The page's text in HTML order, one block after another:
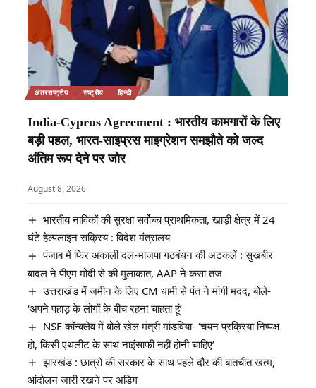
अंतरराष्ट्रीय राष्ट्रीय हिन्दी
India-Cyprus Agreement : भारतीय कामगारों के लिए
बड़ी पहल, भारत-साइप्रस माइग्रेशन समझौते को जल्द
अंतिम रूप देने पर जोर
August 8, 2026
भारतीय नाविकों की सुरक्षा सर्वोच्च प्राथमिकता, खाड़ी क्षेत्र में 24
घंटे हेल्पलाइन सक्रिय : विदेश मंत्रालय
पंजाब में फिर अकाली दल-भाजपा गठबंधन की अटकलें : सुखबीर
बादल ने पीएम मोदी से की मुलाकात, AAP ने कसा तंज
उत्तराखंड में जमीन के लिए CM धामी से पंत ने मांगी मदद, बोले-
‘अपने पहाड़ के लोगों के बीच रहना चाहता हूं’
NSF कॉन्क्लेव में बोले खेल मंत्री मांडविया- ‘चयन प्रक्रिया निष्पक्ष
हो, किसी एथलीट के साथ नाइंसाफी नहीं होनी चाहिए’
झारखंड : छात्रों की सरकार के साथ पहले दौर की बातचीत खत्म,
आंदोलन जारी रखने पर अडिग